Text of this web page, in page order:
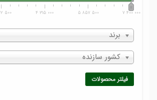
500 4 315 000 5 857 500 7 400 000
برند
کشور سازنده
فیلتر محصولات